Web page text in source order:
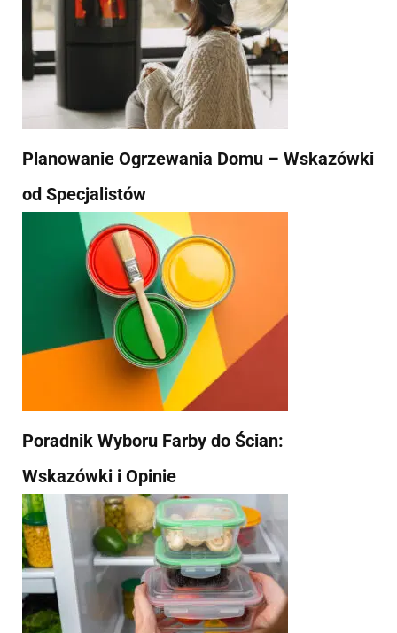
Planowanie Ogrzewania Domu – Wskazówki
od Specjalistów
Poradnik Wyboru Farby do Ścian:
Wskazówki i Opinie